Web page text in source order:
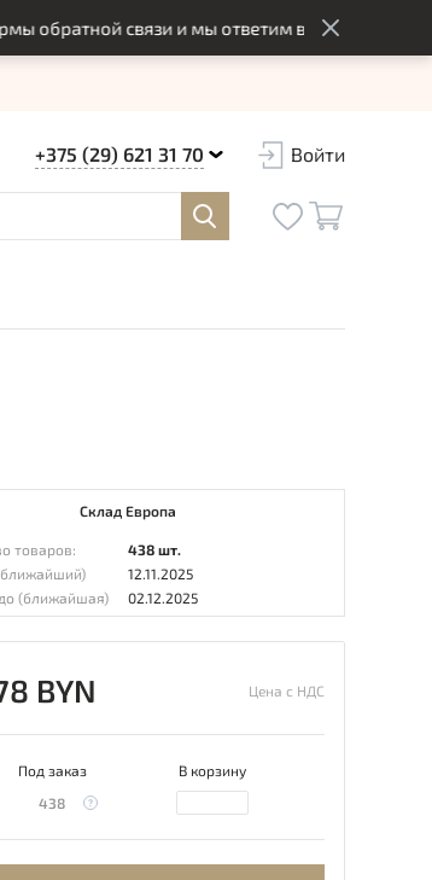
связи и мы ответим вам в оптимальный
+375 (29) 621 31 70 Войти
Склад Европа
товаров:
438 шт.
12.11.2025
(ближайшая)
02.12.2025
BYN Цена с НДС
Под заказ
В корзину
438